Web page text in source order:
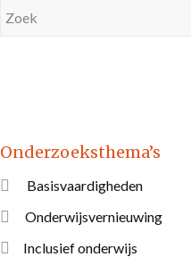
Onderzoeksthema’s
Basisvaardigheden
Onderwijsvernieuwing
Inclusief onderwijs